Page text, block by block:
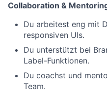
Collaboration &
Du arbeitest eng mit
responsiven UIs.
Du unterstützt bei
Label-Funktionen.
Du coachst und
Team.